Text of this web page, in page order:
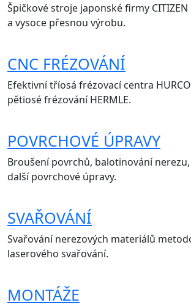
Špičkové stroje japonské firmy
a vysoce přesnou výrobu.
CNC FRÉZOVÁNÍ
Efektivní tříosá frézovací centra
pětiosé frézování HERMLE.
POVRCHOVÉ ÚPRAVY
Broušení povrchů, balotinování
další povrchové úpravy.
SVAŘOVÁNÍ
Svařování nerezových materiálů
laserového svařování.
MONTÁŽE